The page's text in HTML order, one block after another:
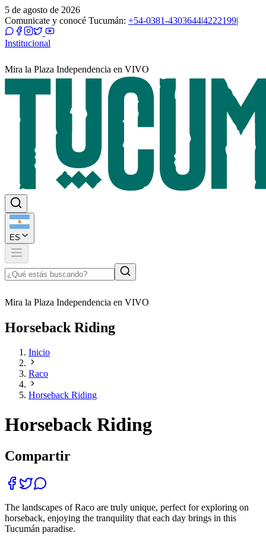
5 de agosto de 2026
Comunicate y conocé Tucumán: +54-0381-4303644|4222199|
Institucional
Mira la Plaza Independencia en VIVO
ES
Mira la Plaza Independencia en VIVO
Horseback Riding
Inicio
Raco
Horseback Riding
Horseback Riding
Compartir
The landscapes of Raco are truly unique, perfect for exploring on
horseback, enjoying the tranquility that each day brings in this
Tucumán paradise.